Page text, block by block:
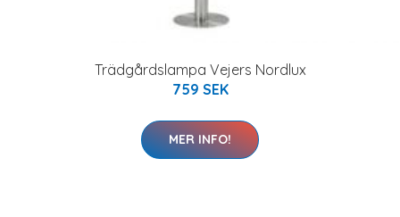
Trädgårdslampa Vejers Nordlux
759 SEK
MER INFO!